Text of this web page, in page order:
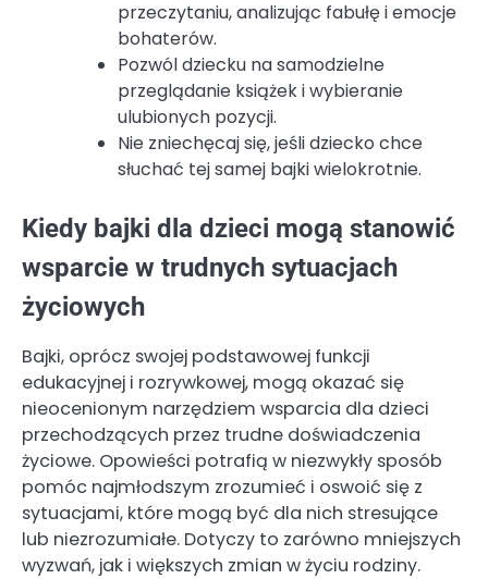
przeczytaniu, analizując fabułę i emocje
bohaterów.
Pozwól dziecku na samodzielne
przeglądanie książek i wybieranie
ulubionych pozycji.
Nie zniechęcaj się, jeśli dziecko chce
słuchać tej samej bajki wielokrotnie.
Kiedy bajki dla dzieci mogą stanowić
wsparcie w trudnych sytuacjach
życiowych
Bajki, oprócz swojej podstawowej funkcji
edukacyjnej i rozrywkowej, mogą okazać się
nieocenionym narzędziem wsparcia dla dzieci
przechodzących przez trudne doświadczenia
życiowe. Opowieści potrafią w niezwykły sposób
pomóc najmłodszym zrozumieć i oswoić się z
sytuacjami, które mogą być dla nich stresujące
lub niezrozumiałe. Dotyczy to zarówno mniejszych
wyzwań, jak i większych zmian w życiu rodziny.